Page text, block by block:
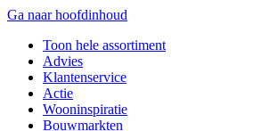
Ga naar hoofdinhoud
Toon hele assortiment
Advies
Klantenservice
Actie
Wooninspiratie
Bouwmarkten